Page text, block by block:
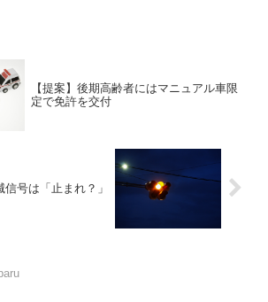
【提案】後期高齢者にはマニュアル車限
定で免許を交付
信号は「止まれ？」